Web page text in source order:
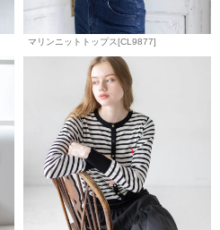
マリンニットトップス[CL9877]